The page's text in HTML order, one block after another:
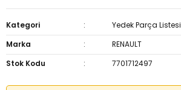
Kategori
Yedek Parça Listesi
Marka
RENAULT
Stok Kodu
7701712497